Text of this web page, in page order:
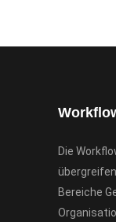
Die
Bereiche